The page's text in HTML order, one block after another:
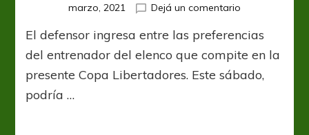
marzo, 2021
Dejá un comentario
anuncia
interés
Lautaro
El defensor ingresa entre las preferencias
del entrenador del elenco que compite en la
presente Copa Libertadores. Este sábado,
podría …